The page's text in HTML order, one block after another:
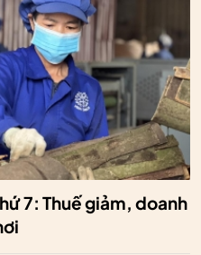
7: Thuế giảm, doanh